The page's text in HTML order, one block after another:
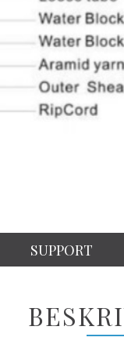
SUPPORT